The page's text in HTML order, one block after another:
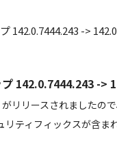
->
142.0.7444.243 ->
リリースされましたの
ティフィックスが含ま